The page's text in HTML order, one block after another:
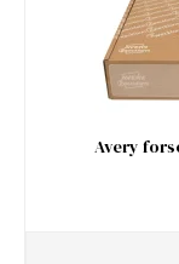
Avery